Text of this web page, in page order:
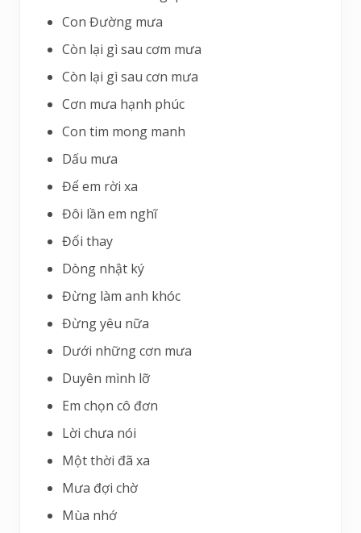
Con Đường mưa
Còn lại gì sau cơm mưa
Còn lại gì sau cơn mưa
Cơn mưa hạnh phúc
Con tim mong manh
Dấu mưa
Để em rời xa
Đôi lần em nghĩ
Đổi thay
Dòng nhật ký
Đừng làm anh khóc
Đừng yêu nữa
Dưới những cơn mưa
Duyên mình lỡ
Em chọn cô đơn
Lời chưa nói
Một thời đã xa
Mưa đợi chờ
Mùa nhớ